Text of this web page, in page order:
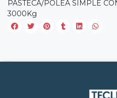
PASTECA/POLEA SIMPLE
3000Kg